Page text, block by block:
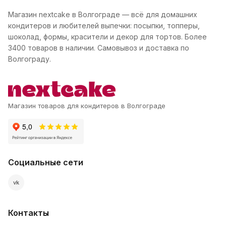
Магазин nextcake в Волгограде — всё для домашних
кондитеров и любителей выпечки: посыпки, топперы,
шоколад, формы, красители и декор для тортов. Более
3400 товаров в наличии. Самовывоз и доставка по
Волгограду.
Магазин товаров для кондитеров в Волгограде
Социальные сети
vk
Контакты